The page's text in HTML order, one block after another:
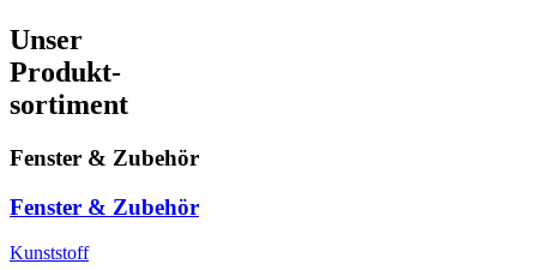
Unser
Produkt-
sortiment
Fenster & Zubehör
Fenster & Zubehör
Kunststoff